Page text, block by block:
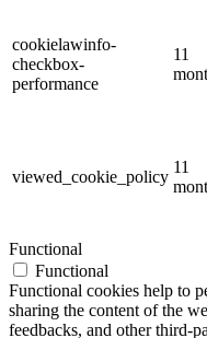
cookielawinfo-
checkbox-
performance
11
viewed_cookie_policy
11
Functional
Functional
Functional cookies help to
sharing the content of the
feedbacks, and other third-